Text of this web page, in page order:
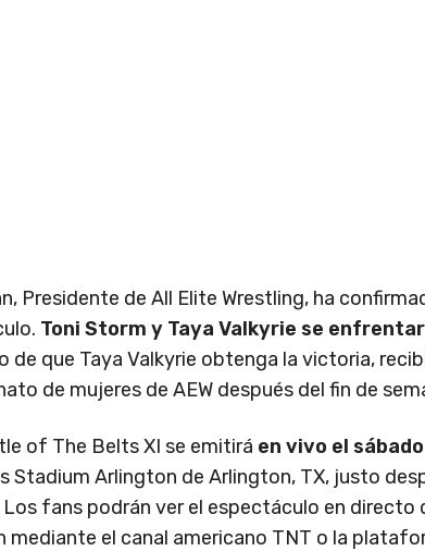
Presidente de All Elite Wrestling, ha
Toni Storm y Taya Valkyrie se
de que Taya Valkyrie obtenga la victoria,
de mujeres de AEW después del fin de
of The Belts XI se emitirá en vivo el
Stadium Arlington de Arlington, TX, justo
Los fans podrán ver el espectáculo en directo
mediante el canal americano TNT o la